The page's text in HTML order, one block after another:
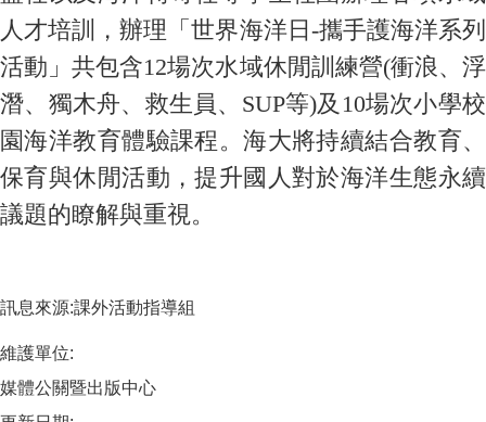
人才培訓，辦理「世界海洋日-攜手護海洋系列
活動」共包含12場次水域休閒訓練營(衝浪、浮
潛、獨木舟、救生員、SUP等)及10場次小學校
園海洋教育體驗課程。海大將持續結合教育、
保育與休閒活動，提升國人對於海洋生態永續
議題的瞭解與重視。
訊息來源:課外活動指導組
維護單位:
媒體公關暨出版中心